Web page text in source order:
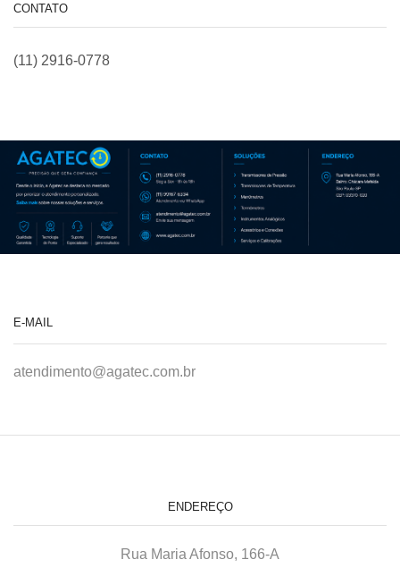
CONTATO
(11) 2916-0778
E-MAIL
atendimento@agatec.com.br
ENDEREÇO
Rua Maria Afonso, 166-A